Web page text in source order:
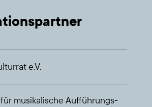
e.V.
musi­ka­li­sche Auf­füh­rungs-